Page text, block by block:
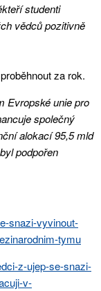
studenti
vědců pozitivně
za rok.
Evropské unie pro
společný
alokací 95,5 mld
podpořen
snazi-vyvinout-
tymu
z-ujep-se-snazi-
v-